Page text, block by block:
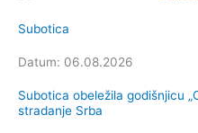
Subotica
Datum: 06.08.2026
Subotica obeležila godišnjicu
stradanje Srba